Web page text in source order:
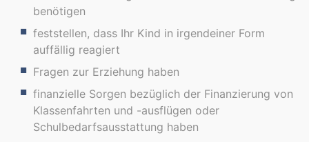
benötigen
feststellen, dass Ihr Kind in irgendeiner Form
auffällig reagiert
Fragen zur Erziehung haben
finanzielle Sorgen bezüglich der Finanzierung von
Klassenfahrten und -ausflügen oder
Schulbedarfsausstattung haben